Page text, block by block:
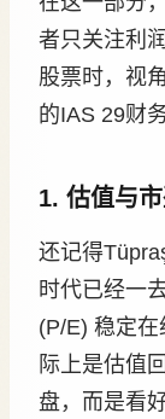
者只关注利
股票时，视
的IAS 29财
1. 估值与市
还记得
时代已经一
(P/E) 稳定在
际上是估值
盘，而是看